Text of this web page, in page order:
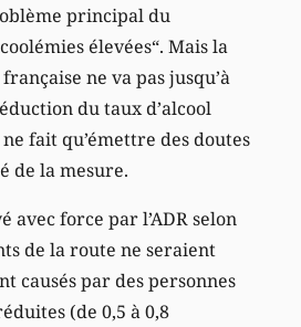
principal du
élevées“. Mais la
ne va pas jusqu’à
du taux d’alcool
fait qu’émettre des doutes
de la mesure.
avec force par l’ADR selon
de la route ne seraient
causés par des personnes
(de 0,5 à 0,8